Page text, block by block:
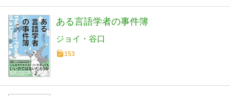
ある言語学者の事件簿
ジョイ・谷口
153